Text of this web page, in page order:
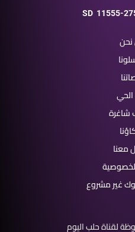
SD
الحي
شاغرة
معنا
غير مشروع
لقناة حلب اليوم